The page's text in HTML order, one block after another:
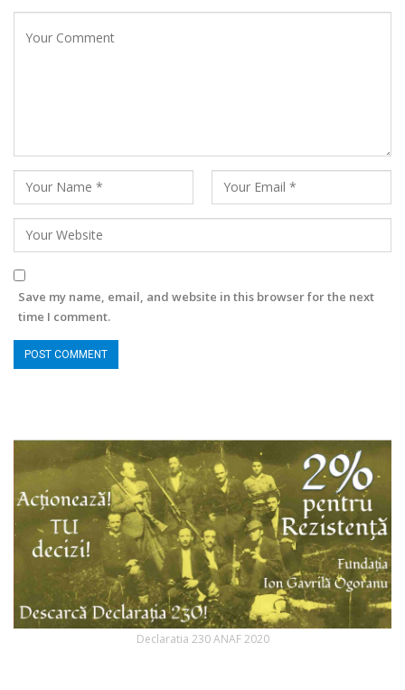
Save my name, email, and website in this browser for the next
time I comment.
Declaratia 230 ANAF 2020